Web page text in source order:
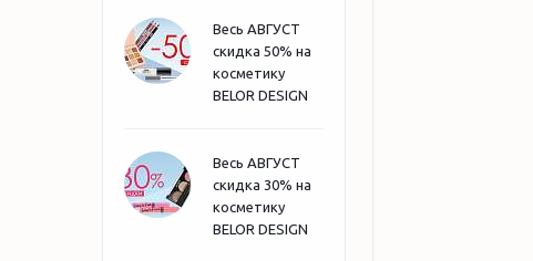
Весь АВГУСТ
скидка 50% на
косметику
BELOR DESIGN
Весь АВГУСТ
скидка 30% на
косметику
BELOR DESIGN